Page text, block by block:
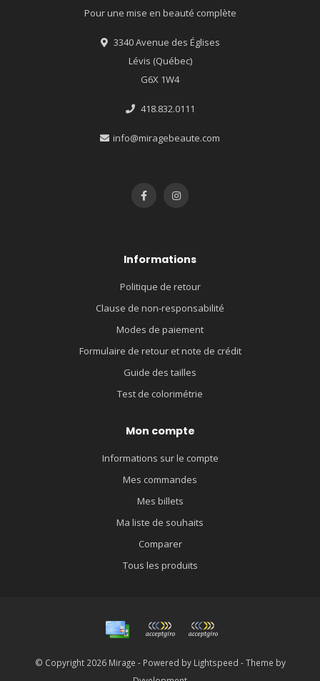
Pour une mise en beauté complète
3340 Avenue des Églises
Lévis (Québec)
G6X 1W4
418.832.0111
info@miragebeaute.com
Informations
Politique de retour
Clause de non-responsabilité
Modes de paiement
Formulaire de retour et note de crédit
Guide des tailles
Test de colorimétrie
Mon compte
Informations sur le compte
Mes commandes
Mes billets
Ma liste de souhaits
Comparer
Tous les produits
© Copyright 2026 Mirage - Powered by Lightspeed - Theme by